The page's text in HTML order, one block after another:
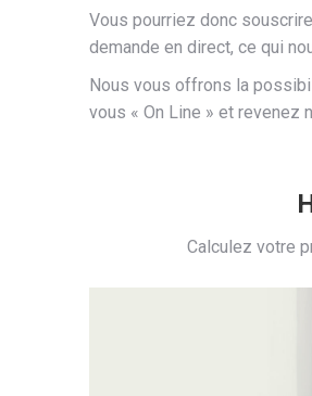
Vous pourriez donc
demande en direct, ce qui
Nous vous offrons la
vous « On Line » et revenez
Calculez votre